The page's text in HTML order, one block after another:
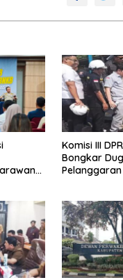
Komisi III
Bongkar
Pelanggaran